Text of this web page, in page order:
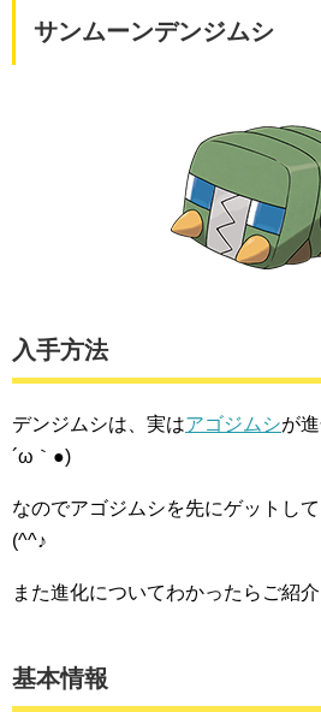
サンムーンデンジムシ
入手方法
デンジムシは、実はアゴジムシが
´ω｀●)
なのでアゴジムシを先にゲットし
(^^♪
また進化についてわかったらご紹
基本情報